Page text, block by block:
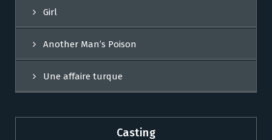
Girl
Another Man’s Poison
Une affaire turque
Casting